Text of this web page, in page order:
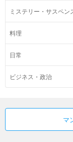
ミステリー・サスペン
料理
日常
ビジネス・政治
マ